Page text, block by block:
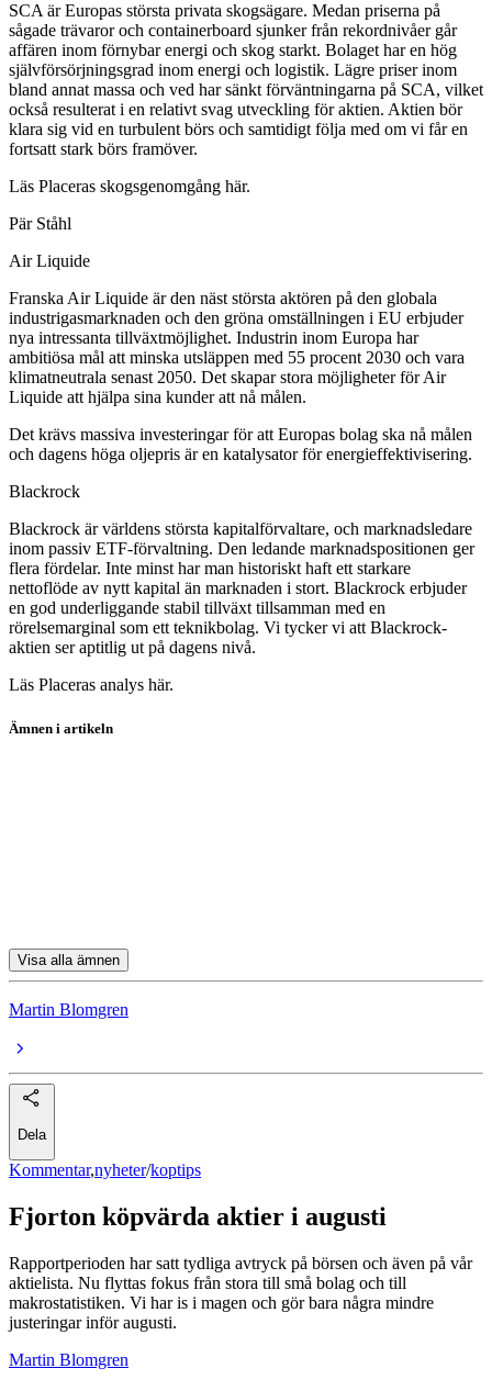
SCA är Europas största privata skogsägare. Medan priserna på
sågade trävaror och containerboard sjunker från rekordnivåer går
affären inom förnybar energi och skog starkt. Bolaget har en hög
självförsörjningsgrad inom energi och logistik. Lägre priser inom
bland annat massa och ved har sänkt förväntningarna på SCA, vilket
också resulterat i en relativt svag utveckling för aktien. Aktien bör
klara sig vid en turbulent börs och samtidigt följa med om vi får en
fortsatt stark börs framöver.
Läs Placeras skogsgenomgång här.
Pär Ståhl
Air Liquide
Franska Air Liquide är den näst största aktören på den globala
industrigasmarknaden och den gröna omställningen i EU erbjuder
nya intressanta tillväxtmöjlighet. Industrin inom Europa har
ambitiösa mål att minska utsläppen med 55 procent 2030 och vara
klimatneutrala senast 2050. Det skapar stora möjligheter för Air
Liquide att hjälpa sina kunder att nå målen.
Det krävs massiva investeringar för att Europas bolag ska nå målen
och dagens höga oljepris är en katalysator för energieffektivisering.
Blackrock
Blackrock är världens största kapitalförvaltare, och marknadsledare
inom passiv ETF-förvaltning. Den ledande marknadspositionen ger
flera fördelar. Inte minst har man historiskt haft ett starkare
nettoflöde av nytt kapital än marknaden i stort. Blackrock erbjuder
en god underliggande stabil tillväxt tillsamman med en
rörelsemarginal som ett teknikbolag. Vi tycker vi att Blackrock-
aktien ser aptitlig ut på dagens nivå.
Läs Placeras analys här.
Ämnen i artikeln
Visa alla ämnen
Martin Blomgren
Dela
Kommentar,nyheter/koptips
Fjorton köpvärda aktier i augusti
Rapportperioden har satt tydliga avtryck på börsen och även på vår
aktielista. Nu flyttas fokus från stora till små bolag och till
makrostatistiken. Vi har is i magen och gör bara några mindre
justeringar inför augusti.
Martin Blomgren